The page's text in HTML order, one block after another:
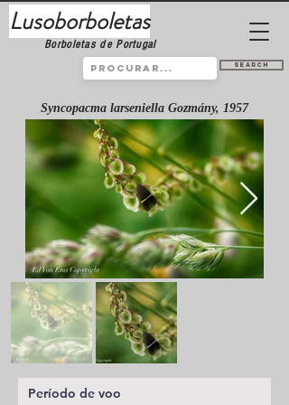
Lusoborboletas
Borboletas de Portugal
Search
Syncopacma larseniella Gozmány, 1957
Período de voo